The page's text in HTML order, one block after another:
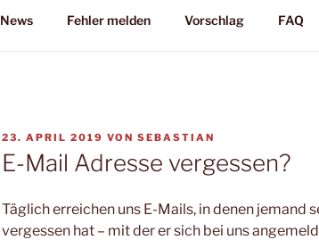
News Fehler melden Vorschlag FAQ
VERÖFFENTLICHT
AM
23. APRIL 2019 VON SEBASTIAN
E-Mail Adresse vergessen?
Täglich erreichen uns E-Mails, in denen jemand
vergessen hat – mit der er sich bei uns